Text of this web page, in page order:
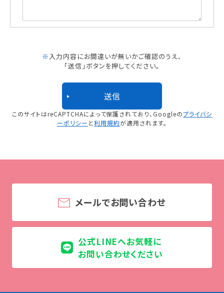
※ 入力内容にお間違いが無いかご確認のうえ、
「送信」ボタンを押してください。
このサイトはreCAPTCHAによって保護されており、 Googleのプライバシ
ーポリシー と利用規約が適用されます。
メールでお問い合わせ
公式LINEへお気軽に
お問い合わせください